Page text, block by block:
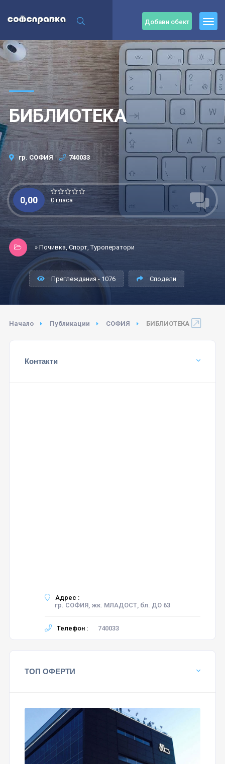
Добави обект
БИБЛИОТЕКА
гр. СОФИЯ 740033
0,00 0 гласа
» Почивка, Спорт, Туроператори
Преглеждания - 1076 Сподели
Начало Публикации СОФИЯ БИБЛИОТЕКА
Контакти
Адрес :
гр. СОФИЯ, жк. МЛАДОСТ, бл. ДО 63
Телефон : 740033
ТОП ОФЕРТИ